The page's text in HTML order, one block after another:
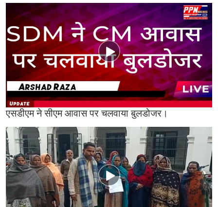
एसडीएम ने सीएम आवास पर चलवाया बुलडोजर।